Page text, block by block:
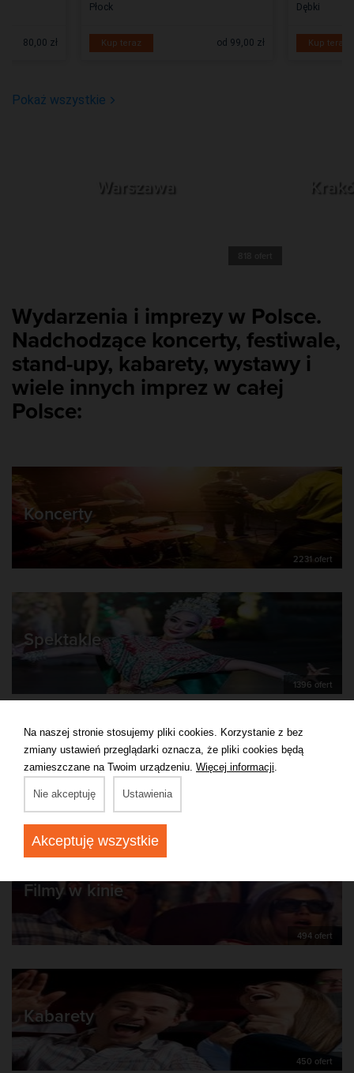
80,00 zł
Płock
Kup teraz od 99,00 zł
Dębki
Kup teraz
Pokaż wszystkie
Warszawa
Wydarzenia i imprezy w Polsce.
Nadchodzące koncerty, festiwale,
stand-upy, kabarety, wystawy i
wiele innych imprez w całej
Polsce:
Koncerty
2231 ofert
Spektakle
1396 ofert
Kulturalne
Filmy w kinie
494 ofert
Kabarety
450 ofert
Na naszej stronie stosujemy pliki cookies. Korzystanie z bez
zmiany ustawień przeglądarki oznacza, że pliki cookies będą
zamieszczane na Twoim urządzeniu. Więcej informacji
Nie akceptuję Ustawienia
Akceptuję wszystkie